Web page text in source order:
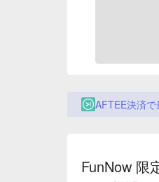
AFTEE決済で
FunNow 限